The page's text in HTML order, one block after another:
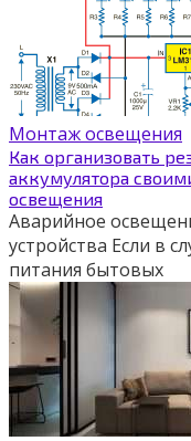
Монтаж освещения
Как организовать
аккумулятора
освещения
Аварийное
устройства Если в
питания бытовых